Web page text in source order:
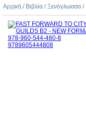
Αρχική / Βιβλία /Ξενόγλωσσα /